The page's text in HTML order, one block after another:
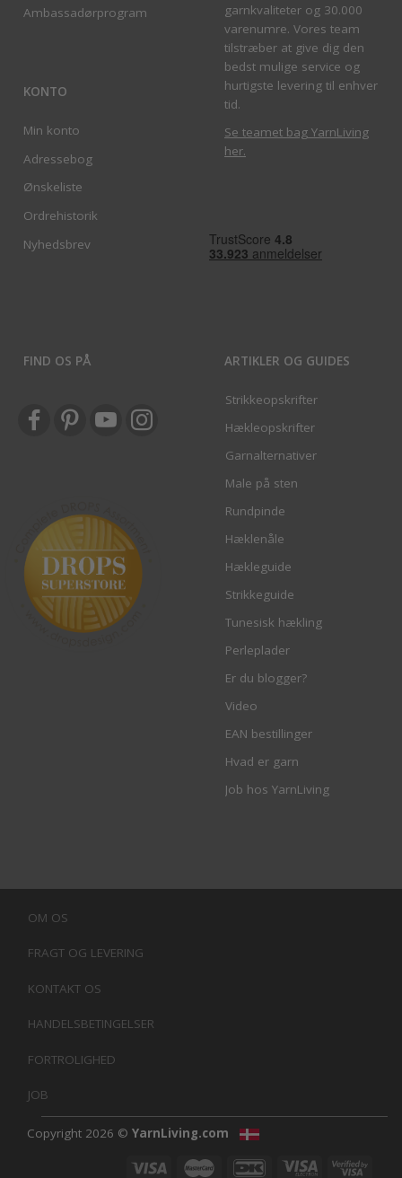
Ambassadørprogram
KONTO
Min konto
Adressebog
Ønskeliste
Ordrehistorik
Nyhedsbrev
garnkvaliteter og 30.000
varenumre. Vores team
tilstræber at give dig den
bedst mulige service og
hurtigste levering til enhver
tid.
Se teamet bag YarnLiving
her.
FIND OS PÅ ARTIKLER OG GUIDES
Strikkeopskrifter
Hækleopskrifter
Garnalternativer
Male på sten
Rundpinde
Hæklenåle
Hækleguide
Strikkeguide
Tunesisk hækling
Perleplader
Er du blogger?
Video
EAN bestillinger
Hvad er garn
Job hos YarnLiving
OM OS
FRAGT OG LEVERING
KONTAKT OS
HANDELSBETINGELSER
FORTROLIGHED
JOB
Copyright 2026 © YarnLiving.com